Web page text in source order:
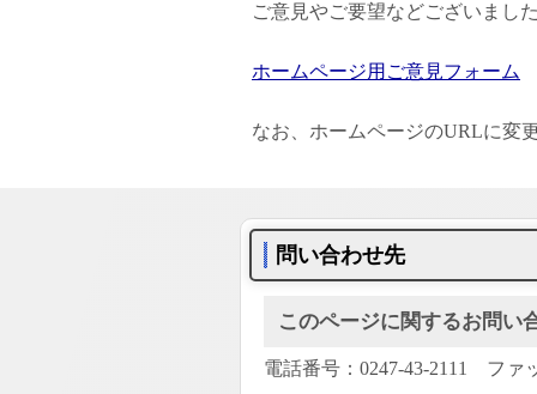
ご意見やご要望などございまし
ホームページ用ご意見フォーム
なお、ホームページのURLに変
問い合わせ先
このページに関するお問い
電話番号：0247-43-2111 ファ